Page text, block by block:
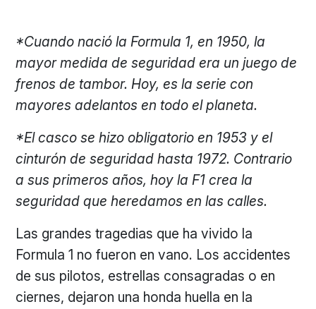
*Cuando nació la Formula 1, en 1950, la
mayor medida de seguridad era un juego de
frenos de tambor. Hoy, es la serie con
mayores adelantos en todo el planeta.
*El casco se hizo obligatorio en 1953 y el
cinturón de seguridad hasta 1972. Contrario
a sus primeros años, hoy la F1 crea la
seguridad que heredamos en las calles.
Las grandes tragedias que ha vivido la
Formula 1 no fueron en vano. Los accidentes
de sus pilotos, estrellas consagradas o en
ciernes, dejaron una honda huella en la